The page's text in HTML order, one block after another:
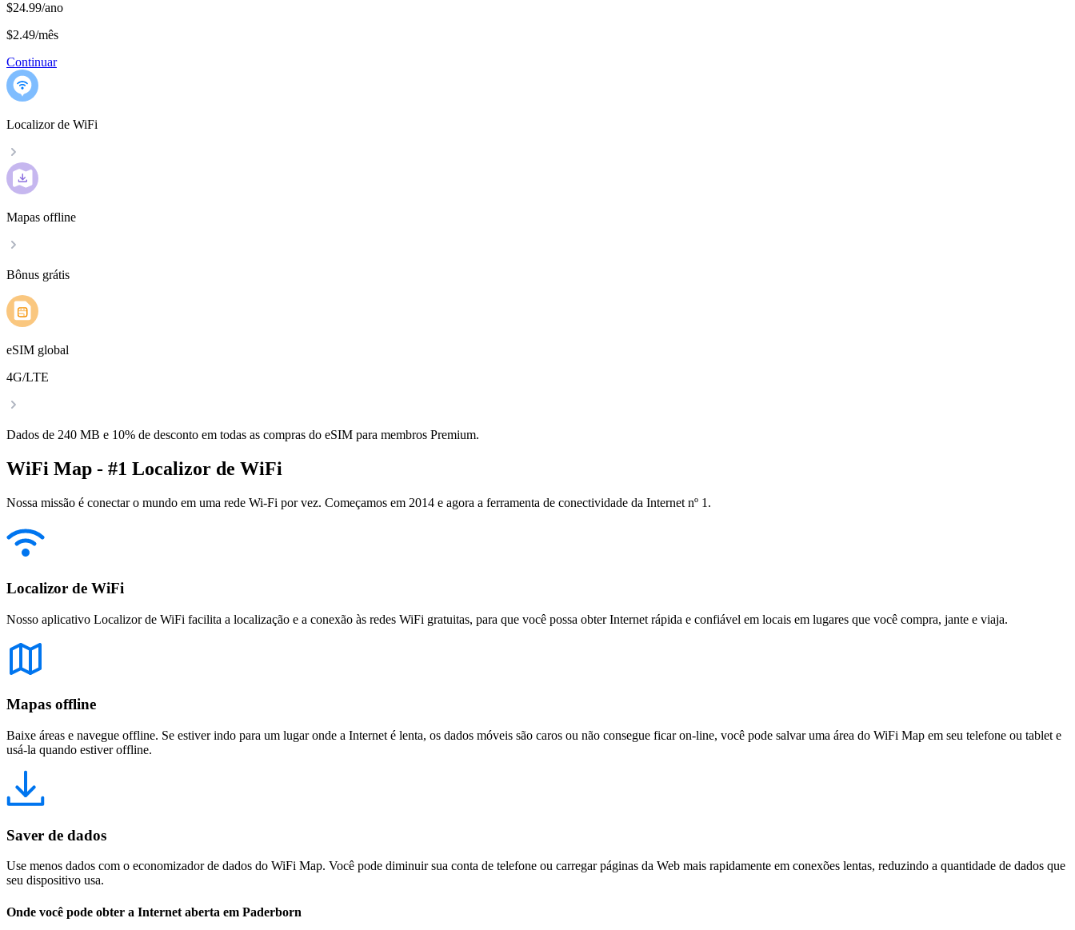
$24.99/ano
$2.49/mês
Continuar
Localizor de WiFi
Mapas offline
Bônus grátis
eSIM global
4G/LTE
Dados de 240 MB e 10% de desconto em todas as compras do eSIM para membros Premium.
WiFi Map - #1 Localizor de WiFi
Nossa missão é conectar o mundo em uma rede Wi-Fi por vez. Começamos em 2014 e agora a ferramenta de conectividade da Internet nº 1.
Localizor de WiFi
Nosso aplicativo Localizor de WiFi facilita a localização e a conexão às redes WiFi gratuitas, para que você possa obter Internet rápida e confiável em locais em lugares que você compra, jante e viaja.
Mapas offline
Baixe áreas e navegue offline. Se estiver indo para um lugar onde a Internet é lenta, os dados móveis são caros ou não consegue ficar on-line, você pode salvar uma área do WiFi Map em seu telefone ou tablet e
usá-la quando estiver offline.
Saver de dados
Use menos dados com o economizador de dados do WiFi Map. Você pode diminuir sua conta de telefone ou carregar páginas da Web mais rapidamente em conexões lentas, reduzindo a quantidade de dados que
seu dispositivo usa.
Onde você pode obter a Internet aberta em Paderborn